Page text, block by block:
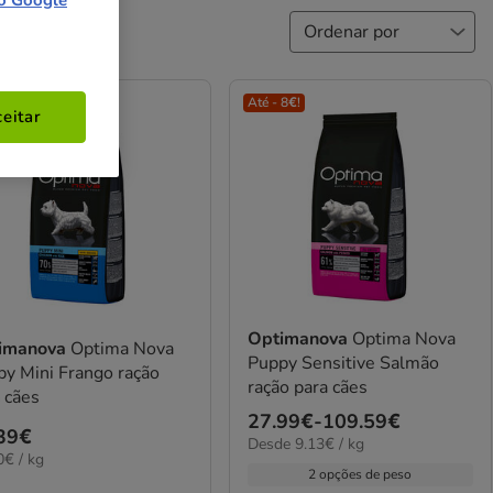
Optima Nova
Mini Frango ração
/ kg
Até - 8€!
Optimanova Optima Nova
Puppy Sensitive Salmão
ração para cães
Preço
de
27.99€-109.59€
9.13€
Desde 9.13€ / kg
2 opções de peso